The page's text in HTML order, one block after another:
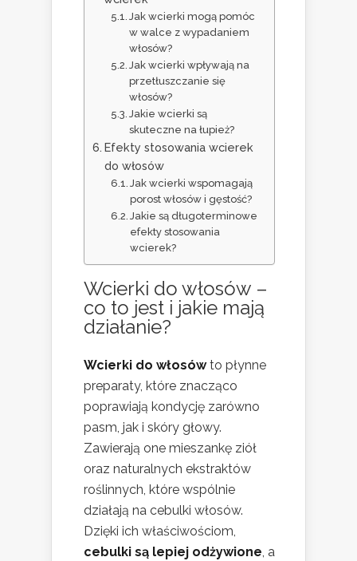
Jak wcierki mogą pomóc
w walce z wypadaniem
włosów?
Jak wcierki wpływają na
przetłuszczanie się
włosów?
Jakie wcierki są
skuteczne na łupież?
Efekty stosowania wcierek
do włosów
Jak wcierki wspomagają
porost włosów i gęstość?
Jakie są długoterminowe
efekty stosowania
wcierek?
Wcierki do włosów –
co to jest i jakie mają
działanie?
Wcierki do włosówto płynne
preparaty, które znacząco
poprawiają kondycję zarówno
pasm, jak i skóry głowy.
Zawierają one mieszankę ziół
oraz naturalnych ekstraktów
roślinnych, które wspólnie
działają na cebulki włosów.
Dzięki ich właściwościom,
cebulki są lepiej odżywione, a